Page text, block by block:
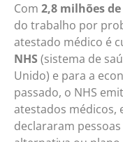
Com 2,8 milhões
do trabalho por
atestado médico é
NHS (sistema de
Unido) e para a
passado, o NHS
atestados médicos,
declararam pessoas